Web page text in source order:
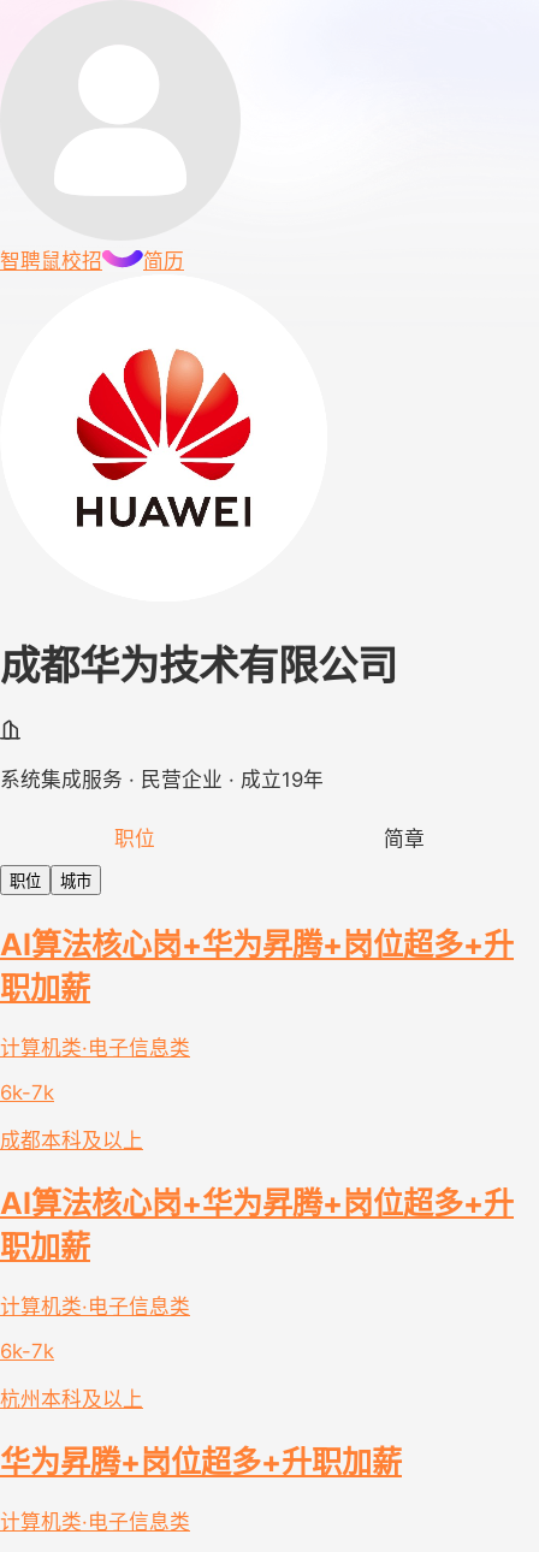
智聘鼠校招 简历
成都华为技术有限公司
系统集成服务 · 民营企业 · 成立19年
职位 简章
职位 城市
AI算法核心岗+华为昇腾+岗位超多+升
职加薪
计算机类·电子信息类
6k-7k
成都本科及以上
AI算法核心岗+华为昇腾+岗位超多+升
职加薪
计算机类·电子信息类
6k-7k
杭州 本科及以上
华为昇腾+岗位超多+升职加薪
计算机类·电子信息类